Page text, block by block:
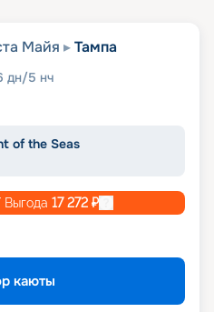
Майя Тампа
дн/5 нч
of the Seas
17 272 ₽
каюты